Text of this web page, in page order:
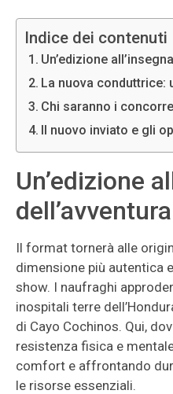
Indice dei contenuti
Un’edizione
La nuova conduttrice:
Chi saranno i
Il nuovo inviato e gli
Un’edizione
dell’avventura
Il format tornerà alle
dimensione più autentica
show. I naufraghi
inospitali terre
di Cayo Cochinos. Qui,
resistenza fisica e
comfort e affrontando
le risorse essenziali.